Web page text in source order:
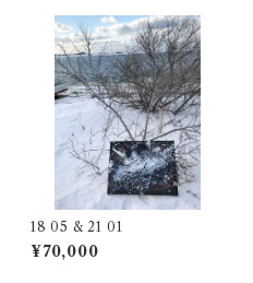
18 05 & 21 01
¥70,000